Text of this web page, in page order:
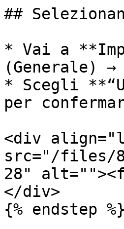
##
* Vai a
(Generale) →
* Scegli
per
<div
src="/files/
28"
</div>
{% endstep %}